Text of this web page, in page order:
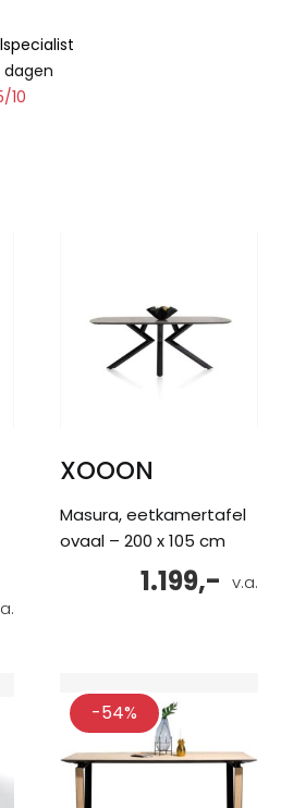
dagen
10
XOOON
Masura, eetkamertafel
ovaal – 200 x 105 cm
v.a.
1.199,-
-54%